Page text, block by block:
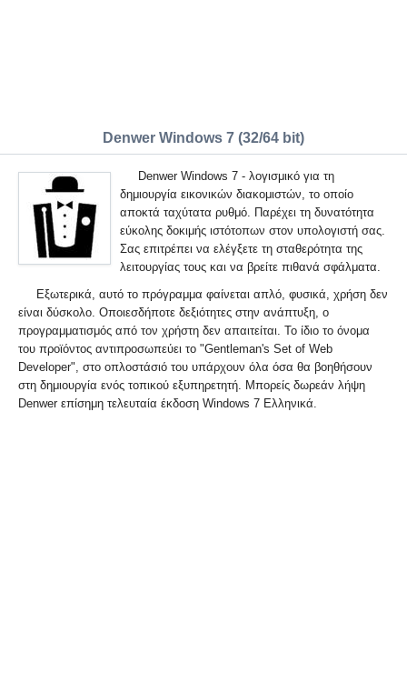
Denwer Windows 7 (32/64 bit)
Denwer Windows 7 - λογισμικό για τη
δημιουργία εικονικών διακομιστών, το οποίο
αποκτά ταχύτατα ρυθμό. Παρέχει τη δυνατότητα
εύκολης δοκιμής ιστότοπων στον υπολογιστή σας.
Σας επιτρέπει να ελέγξετε τη σταθερότητα της
λειτουργίας τους και να βρείτε πιθανά σφάλματα.
Εξωτερικά, αυτό το πρόγραμμα φαίνεται απλό, φυσικά, χρήση δεν
είναι δύσκολο. Οποιεσδήποτε δεξιότητες στην ανάπτυξη, ο
προγραμματισμός από τον χρήστη δεν απαιτείται. Το ίδιο το όνομα
του προϊόντος αντιπροσωπεύει το "Gentleman's Set of Web
Developer", στο οπλοστάσιό του υπάρχουν όλα όσα θα βοηθήσουν
στη δημιουργία ενός τοπικού εξυπηρετητή. Μπορείς δωρεάν λήψη
Denwer επίσημη τελευταία έκδοση Windows 7 Ελληνικά.